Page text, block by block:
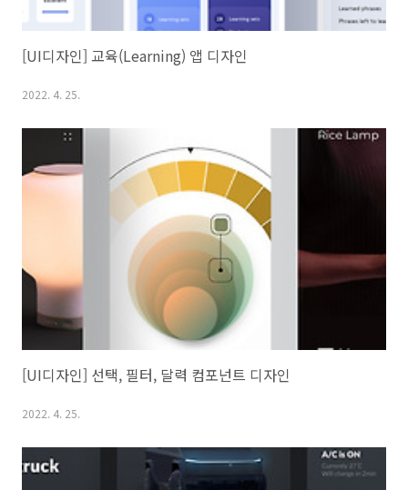
[UI디자인] 교육(Learning) 앱 디자인
2022. 4. 25.
[UI디자인] 선택, 필터, 달력 컴포넌트 디자인
2022. 4. 25.